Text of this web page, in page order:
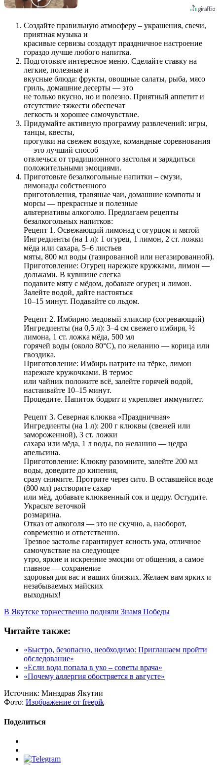
Создайте правильную атмосферу – украшения, свечи,
приятная музыка и
красивые сервизы создадут праздничное настроение
гораздо лучше любого напитка.
Подготовьте интересное меню. Сделайте ставку на
легкие, полезные и
вкусные блюда: фрукты, овощные салаты, рыба, мясо
гриль, домашние десерты — это
не только вкусно, но и полезно. Приятный аппетит и
отсутствие тяжести обеспечат
легкость и хорошее самочувствие.
Придумайте активную программу развлечений: игры,
танцы, квесты,
прогулки на свежем воздухе, командные соревнования
— это лучший способ
отвлечься от традиционного застолья и зарядиться
положительными эмоциями.
Приготовьте безалкогольные напитки – смузи,
лимонады собственного
приготовления, травяные чаи, домашние компоты и
морсы — прекрасные и полезные
альтернативы алкоголю. Предлагаем рецепты
безалкогольных напитков:
Рецепт 1. Освежающий лимонад с огурцом и мятой
Ингредиенты (на 1 л): 1 огурец, 1 лимон, 2 ст. ложки
мёда или сахара, 5–6 листьев
мяты, 800 мл воды (газированной или негазированной).
Приготовление: Огурец нарежьте кружками, лимон —
дольками. В кувшине слегка
подавите мяту с мёдом, добавьте огурец и лимон.
Залейте водой, дайте настояться
10–15 минут. Подавайте со льдом.
Рецепт 2. Имбирно-медовый эликсир (согревающий)
Ингредиенты (на 0,5 л): 3–4 см свежего имбиря, ½
лимона, 1 ст. ложка мёда, 500 мл
горячей воды (около 80°C), по желанию — корица или
гвоздика.
Приготовление: Имбирь натрите на тёрке, лимон
нарежьте кружочками. В термос
или чайник положите всё, залейте горячей водой,
настаивайте 10–15 минут.
Процедите. Напиток бодрит и укрепляет иммунитет.
Рецепт 3. Северная клюква «Праздничная»
Ингредиенты (на 1 л): 200 г клюквы (свежей или
замороженной), 3 ст. ложки
сахара или мёда, 1 л воды, по желанию — цедра
апельсина.
Приготовление: Клюкву разомните, залейте 200 мл
воды, доведите до кипения,
сразу снимите. Протрите через сито. В оставшейся воде
(800 мл) растворите сахар
или мёд, добавьте клюквенный сок и цедру. Остудите.
Украсьте веточкой
розмарина.
Отказ от алкоголя — это не скучно, а, наоборот,
современно и ответственно.
Трезвое застолье гарантирует ясность ума, отличное
самочувствие на следующее
утро, яркие и искренние эмоции от общения, а самое
главное — сохранение
здоровья для вас и ваших близких. Желаем вам ярких и
незабываемых майских
выходных!
В Якутске торжественно подняли Знамя Победы
Читайте также:
«Быстро, безопасно, необходимо: Приглашаем пройти
обследование»
«Если вода попала в ухо – советы врача»
«Почему аллергия обостряется в августе»
Источник: Минздрав Якутии
Фото: Изображение от freepik
Поделиться